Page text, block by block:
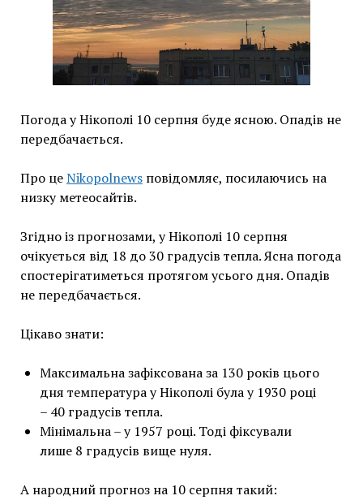
Погода у Нікополі 10 серпня буде ясною. Опадів не
передбачається.
Про цеNikopolnewsповідомляє, посилаючись на
низку метеосайтів.
Згідно із прогнозами, у Нікополі 10 серпня
очікується від 18 до 30 градусів тепла. Ясна погода
спостерігатиметься протягом усього дня. Опадів
не передбачається.
Цікаво знати:
Максимальна зафіксована за 130 років цього
дня температура у Нікополі була у 1930 році
– 40 градусів тепла.
Мінімальна – у 1957 році. Тоді фіксували
лише 8 градусів вище нуля.
А народний прогноз на 10 серпня такий: